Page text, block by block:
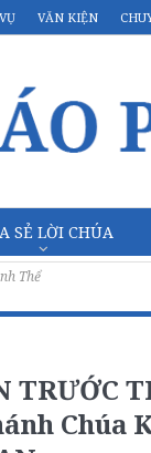
VĂN KIỆN
SẺ LỜI CHÚA
Thể
TRƯỚC
Chúa